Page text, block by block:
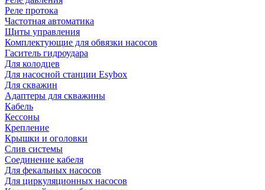
Реле протока
Частотная автоматика
Щиты управления
Комплектующие для обвязки насосов
Гаситель гидроудара
Для колодцев
Для насосной станции Esybox
Для скважин
Адаптеры для скважины
Кабель
Кессоны
Крепление
Крышки и оголовки
Слив системы
Соединение кабеля
Для фекальных насосов
Для циркуляционных насосов